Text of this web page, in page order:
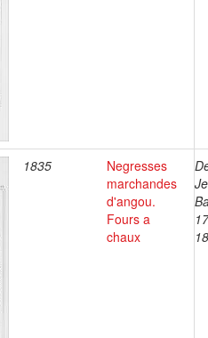
1835
Negresses
marchandes
d'angou.
Fours a
chaux